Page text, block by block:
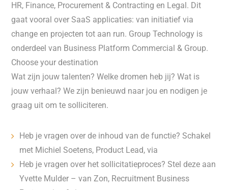
HR, Finance, Procurement & Contracting en Legal. Dit
gaat vooral over SaaS applicaties: van initiatief via
change en projecten tot aan run. Group Technology is
onderdeel van Business Platform Commercial & Group.
Choose your destination
Wat zijn jouw talenten? Welke dromen heb jij? Wat is
jouw verhaal? We zijn benieuwd naar jou en nodigen je
graag uit om te solliciteren.
Heb je vragen over de inhoud van de functie? Schakel
met Michiel Soetens, Product Lead, via
Heb je vragen over het sollicitatieproces? Stel deze aan
Yvette Mulder – van Zon, Recruitment Business